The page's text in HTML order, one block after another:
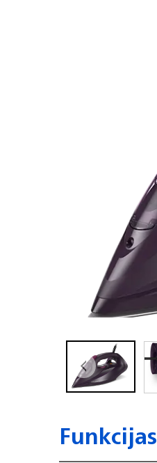
Funkcijas